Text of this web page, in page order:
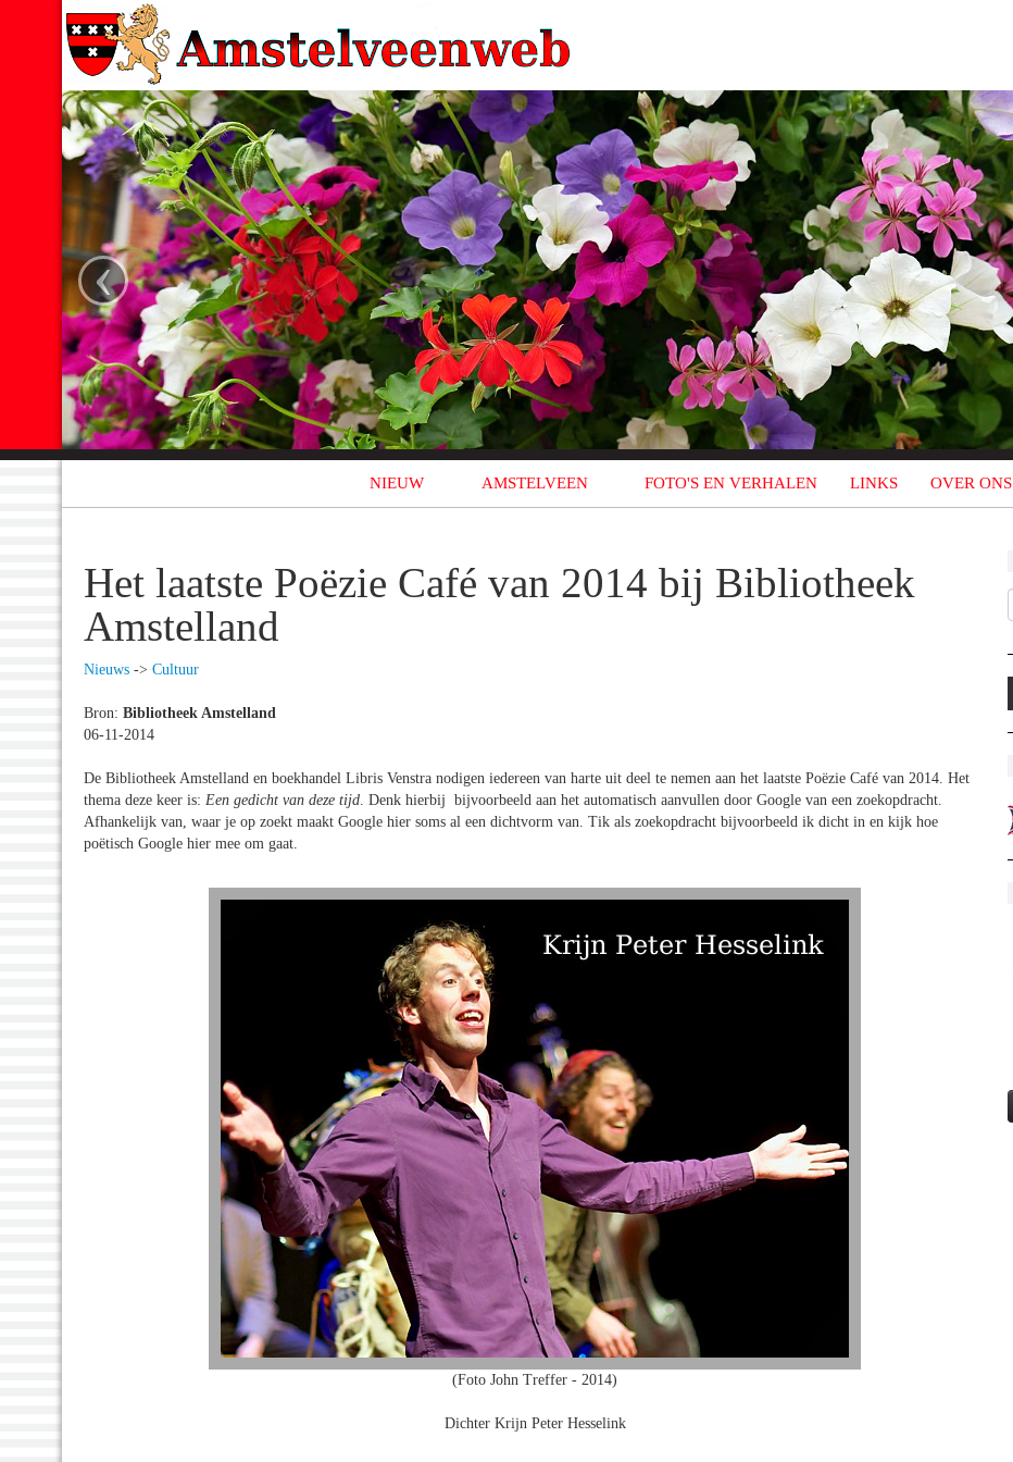
‹
NIEUW AMSTELVEEN FOTO'S EN VERHALEN LINKS OVER ONS
Het laatste Poëzie Café van 2014 bij Bibliotheek
Amstelland
Nieuws -> Cultuur
Bron: Bibliotheek Amstelland
06-11-2014
De Bibliotheek Amstelland en boekhandel Libris Venstra nodigen iedereen van harte uit deel te nemen aan het laatste Poëzie Café van 2014. Het
thema deze keer is: Een gedicht van deze tijd . Denk hierbij bijvoorbeeld aan het automatisch aanvullen door Google van een zoekopdracht.
Afhankelijk van, waar je op zoekt maakt Google hier soms al een dichtvorm van. Tik als zoekopdracht bijvoorbeeld ik dicht in en kijk hoe
poëtisch Google hier mee om gaat.
(Foto John Treffer - 2014)
Dichter Krijn Peter Hesselink